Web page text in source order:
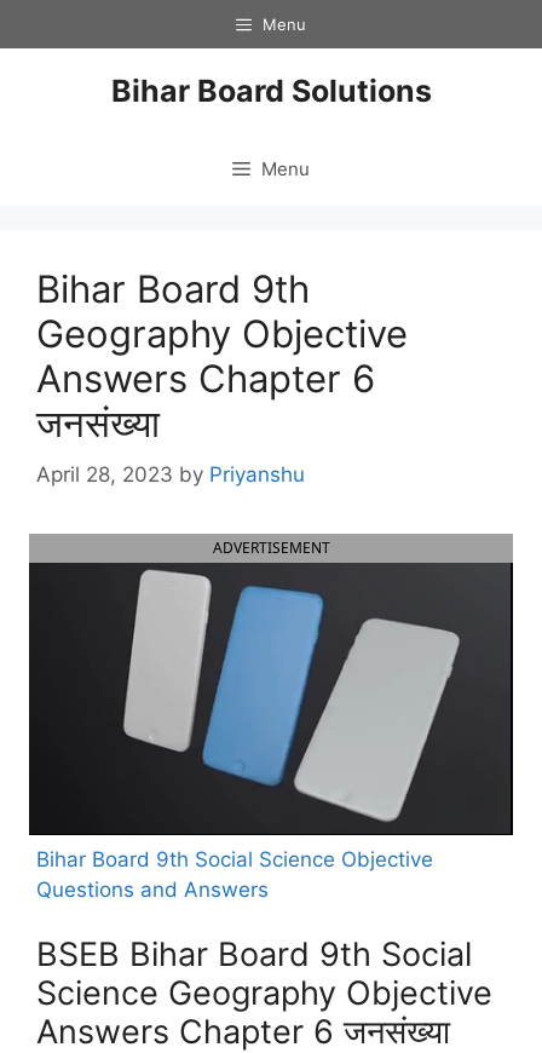
to
Menu
Bihar Board Solutions
Menu
Bihar Board 9th
Geography Objective
Answers Chapter 6
जनसंख्या
April 28, 2023 by Priyanshu
ADVERTISEMENT
Bihar Board 9th Social Science Objective
Questions and Answers
BSEB Bihar Board 9th Social
Science Geography Objective
Answers Chapter 6 जनसंख्या